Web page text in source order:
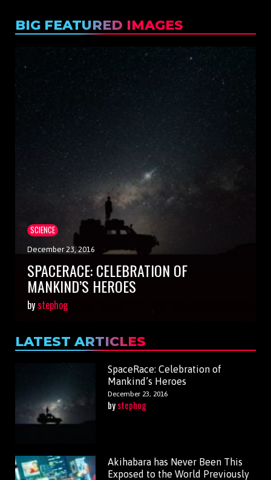
BIG FEATURED IMAGES
SCIENCE
December 23, 2016
SPACERACE: CELEBRATION OF
MANKIND’S HEROES
bystephog
LATEST ARTICLES
SpaceRace: Celebration of
Mankind’s Heroes
December 23, 2016
bystephog
Akihabara has Never Been This
Exposed to the World Previously